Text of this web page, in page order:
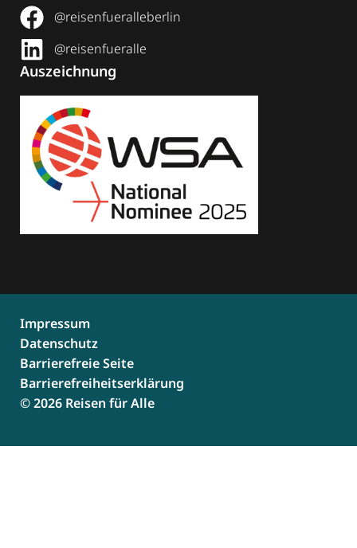
@reisenfueralleberlin
@reisenfueralle
Auszeichnung
© 2026 Reisen für Alle
Impressum
Datenschutz
Barrierefreie Seite
Barrierefreiheitserklärung